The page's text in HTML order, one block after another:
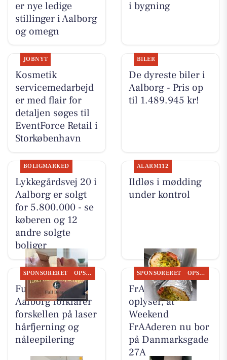
er nye ledige
stillinger i Aalborg
og omegn
i bygning
JOBNYT
Kosmetik
servicemedarbejd
er med flair for
detaljen søges til
EventForce Retail i
Storkøbenhavn
BILER
De dyreste biler i
Aalborg - Pris op
til 1.489.945 kr!
BOLIGMARKED
Lykkegårdsvej 20 i
Aalborg er solgt
for 5.800.000 - se
køberen og 12
andre solgte
boliger
ALARM112
Ildløs i mødding
under kontrol
SPONSORERET OPSLAGSTAVLEN
Full Beauty
Aalborg forklarer
forskellen på laser
hårfjerning og
nåleepilering
SPONSORERET OPSLAGSTAVLEN
FrAAderen
oplyser, at
Weekend
FrAAderen nu bor
på Danmarksgade
27A